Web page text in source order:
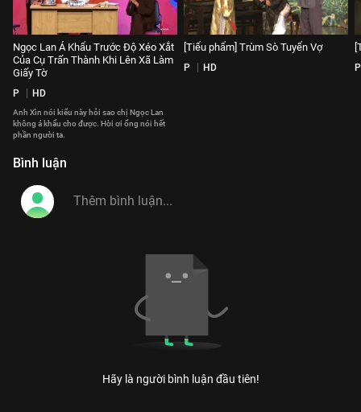
Ngọc Lan Á Khẩu Trước Độ Xéo Xắt
Của Cụ Trấn Thành Khi Lên Xã Làm
Giấy Tờ
P HD
Anh Xìn nói kiểu này hỏi sao chị Ngọc Lan
không á khẩu cho được. Hời ơi ổng nói hết
phần người ta.
[Tiểu phẩm] Trùm Sò Tuyển Vợ
P HD P
Bình luận
Hãy là người bình luận đầu tiên!